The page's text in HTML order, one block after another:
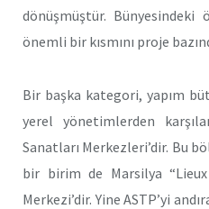
dönüşmüştür.
önemli bir kısmını proje
Bir başka kategori, yapım
yerel yönetimlerden
Sanatları Merkezleri’dir. Bu
bir birim de Marsilya “Lieux
Merkezi’dir. Yine ASTP’yi